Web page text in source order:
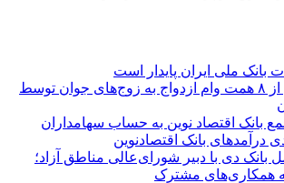
ملی ایران پایدار است
پرداخت بیش از ۸ همت وام ازدواج به زوج‌های جوان توسط
بانک اقتصاد نوین به حساب سهامداران
بانک دی با دبیر شورای‌عالی مناطق آزاد؛
همکاری‌های مشترک